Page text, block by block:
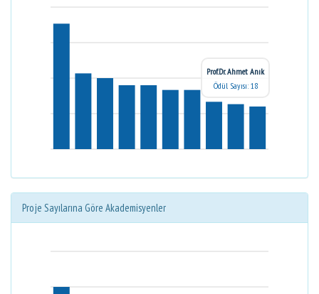
Prof.Dr. Ahmet Anık
Ödül Sayısı: 18
Proje Sayılarına Göre Akademisyenler